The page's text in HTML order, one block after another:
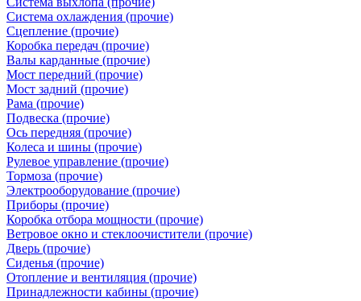
Система охлаждения (прочие)
Сцепление (прочие)
Коробка передач (прочие)
Валы карданные (прочие)
Мост передний (прочие)
Мост задний (прочие)
Рама (прочие)
Подвеска (прочие)
Ось передняя (прочие)
Колеса и шины (прочие)
Рулевое управление (прочие)
Тормоза (прочие)
Электрооборудование (прочие)
Приборы (прочие)
Коробка отбора мощности (прочие)
Ветровое окно и стеклоочистители (прочие)
Дверь (прочие)
Сиденья (прочие)
Отопление и вентиляция (прочие)
Принадлежности кабины (прочие)